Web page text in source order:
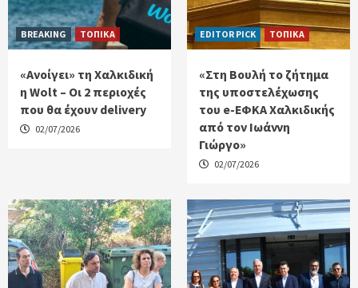
BREAKING ΤΟΠΙΚΑ
«Ανοίγει» τη Χαλκιδική
η Wolt – Οι 2 περιοχές
που θα έχουν delivery
02/07/2026
EDITOR PICK ΤΟΠΙΚΑ
«Στη Βουλή το ζήτημα
της υποστελέχωσης
του e-ΕΦΚΑ Χαλκιδικής
από τον Ιωάννη
Γιώργο»
02/07/2026